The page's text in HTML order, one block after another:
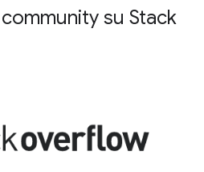
su Stack